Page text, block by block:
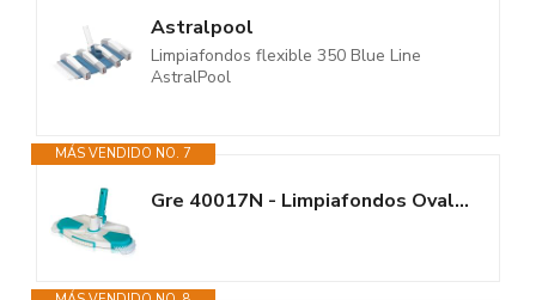
Astralpool
Limpiafondos flexible 350 Blue Line
AstralPool
MÁS VENDIDO NO. 7
Gre 40017N - Limpiafondos Ovalado con Cepillos. Eficiencia y Durabilidad...